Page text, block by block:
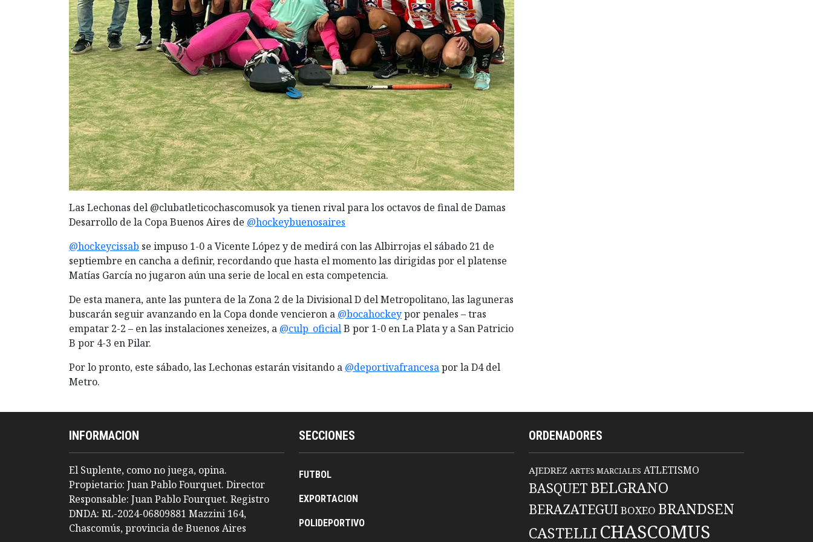
Las Lechonas del @clubatleticochascomusok ya tienen rival para los octavos de final de Damas
Desarrollo de la Copa Buenos Aires de @hockeybuenosaires
@hockeycissab se impuso 1-0 a Vicente López y de medirá con las Albirrojas el sábado 21 de
septiembre en cancha a definir, recordando que hasta el momento las dirigidas por el platense
Matías García no jugaron aún una serie de local en esta competencia.
De esta manera, ante las puntera de la Zona 2 de la Divisional D delMetropolitano, las laguneras
buscarán seguir avanzando en la Copa donde vencieron a @bocahockeypor penales – tras
empatar 2-2 – en las instalaciones xeneizes, a @culp_oficialB por 1-0 en La Plata y a San Patricio
B por 4-3 en Pilar.
Por lo pronto, este sábado, las Lechonas estarán visitando a @deportivafrancesapor la D4 del
Metro.
INFORMACION
El Suplente, como no juega, opina.
Propietario: Juan Pablo Fourquet. Director
Responsable: Juan Pablo Fourquet. Registro
DNDA: RL-2024-06809881 Mazzini 164,
Chascomús, provincia de Buenos Aires
SECCIONES
FUTBOL
EXPORTACION
POLIDEPORTIVO
ORDENADORES
AJEDREZ ARTES MARCIALES ATLETISMO
BASQUET BELGRANO
BERAZATEGUIBOXEO BRANDSEN
CASTELLI CHASCOMUS